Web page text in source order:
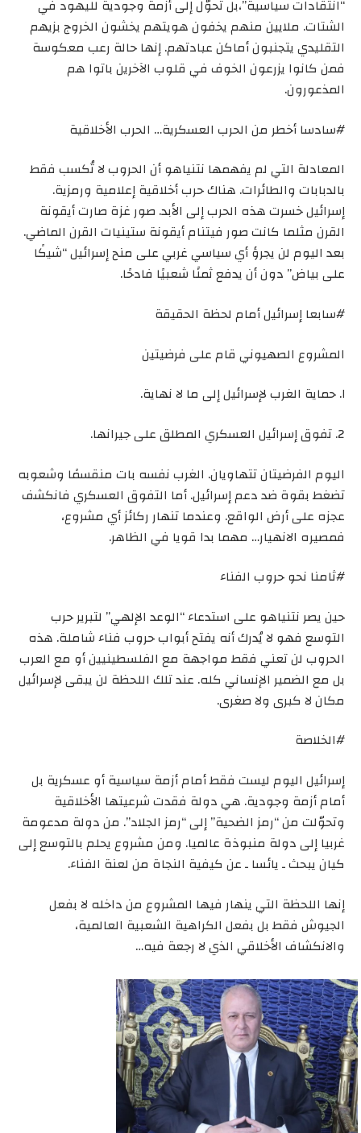
“انتقادات سياسية”،بل تحوّل إلى أزمة وجودية لليهود في
الشتات. ملايين منهم يخفون هويتهم يخشون الخروج بزيهم
التقليدي يتجنبون أماكن عبادتهم. إنها حالة رعب معكوسة
فمن كانوا يزرعون الخوف في قلوب الآخرين باتوا هم
المذعورون.
#سادسا أخطر من الحرب العسكرية… الحرب الأخلاقية
المعادلة التي لم يفهمها نتنياهو أن الحروب لا تُكسب فقط
بالدبابات والطائرات. هناك حرب أخلاقية إعلامية ورمزية.
إسرائيل خسرت هذه الحرب إلى الأبد. صور غزة صارت أيقونة
القرن مثلما كانت صور فيتنام أيقونة ستينيات القرن الماضي.
بعد اليوم لن يجرؤ أي سياسي غربي على منح إسرائيل “شيكًا
على بياض” دون أن يدفع ثمنًا شعبيًا فادحًا.
#سابعا إسرائيل أمام لحظة الحقيقة
المشروع الصهيوني قام على فرضيتين
١. حماية الغرب لإسرائيل إلى ما لا نهاية.
2. تفوق إسرائيل العسكري المطلق على جيرانها.
اليوم الفرضيتان تتهاويان. الغرب نفسه بات منقسمًا وشعوبه
تضغط بقوة ضد دعم إسرائيل. أما التفوق العسكري فانكشف
عجزه على أرض الواقع. وعندما تنهار ركائز أي مشروع،
فمصيره الانهيار… مهما بدا قويا في الظاهر.
#ثامنا نحو حروب الفناء
حين يصر نتنياهو على استدعاء “الوعد الإلهي” لتبرير حرب
التوسع فهو لا يُدرك أنه يفتح أبواب حروب فناء شاملة. هذه
الحروب لن تعني فقط مواجهة مع الفلسطينيين أو مع العرب
بل مع الضمير الإنساني كله. عند تلك اللحظة لن يبقى لإسرائيل
مكان لا كبرى ولا صغرى.
#الخلاصة
إسرائيل اليوم ليست فقط أمام أزمة سياسية أو عسكرية بل
أمام أزمة وجودية. هي دولة فقدت شرعيتها الأخلاقية
وتحوّلت من “رمز الضحية” إلى “رمز الجلاد”. من دولة مدعومة
غربيا إلى دولة منبوذة عالميا. ومن مشروع يحلم بالتوسع إلى
كيان يبحث ـ يائسا ـ عن كيفية النجاة من لعنة الفناء.
إنها اللحظة التي ينهار فيها المشروع من داخله لا بفعل
الجيوش فقط بل بفعل الكراهية الشعبية العالمية،
والانكشاف الأخلاقي الذي لا رجعة فيه…